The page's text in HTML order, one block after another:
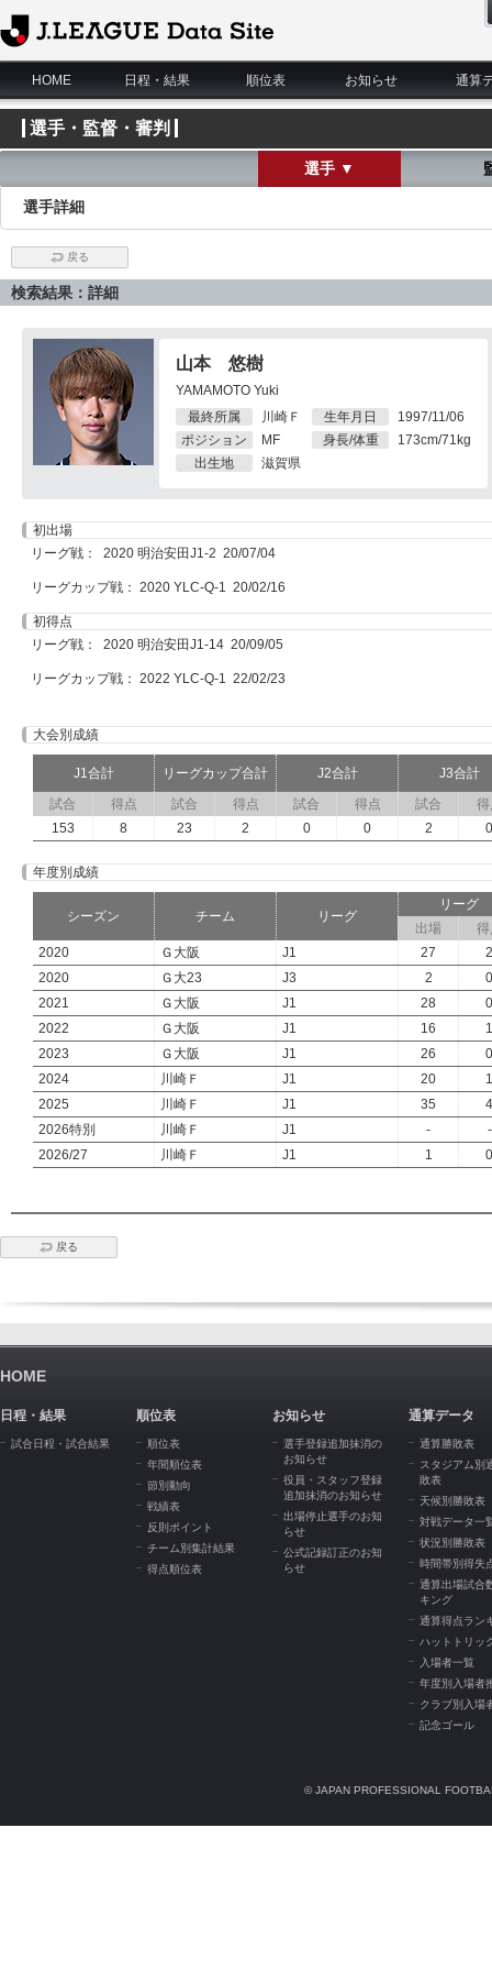
J.League Data Site
HOME
日程・結果 順位表 お知らせ 通算
選手・監督・審判
選手 ▼
選手詳細
戻る
検索結果：詳細
山本 悠樹
YAMAMOTO Yuki
最終所属
川崎Ｆ
ポジション
MF
出生地
滋賀県
生年月日
1997/11/06
身長/体重
173cm/71kg
初出場
リーグ戦： 2020 明治安田J1-2 20/07/04
リーグカップ戦： 2020 YLC-Q-1 20/02/16
初得点
リーグ戦： 2020 明治安田J1-14 20/09/05
リーグカップ戦： 2022 YLC-Q-1 22/02/23
大会別成績
J1合計 リーグカップ合計 J2合計
J3合計
試合
得点 試合 得点 試合 得点 試合
得
153
8 23 2 0 0 2 0
年度別成績
シーズン チーム リーグ
リーグ
出場
得
2020
Ｇ大阪 J1 27
2
2020
Ｇ大23 J3 2
0
2021
Ｇ大阪 J1 28
0
2022
Ｇ大阪 J1 16
1
2023
Ｇ大阪 J1 26
0
2024
川崎Ｆ J1 20
1
2025
川崎Ｆ J1 35
4
2026特別
川崎Ｆ J1 -
-
2026/27
川崎Ｆ J1 1 0
戻る
HOME
日程・結果
試合日程・試合結果
順位表
順位表
年間順位表
節別動向
戦績表
反則ポイント
チーム別集計結果
得点順位表
お知らせ
選手登録追加抹消の
お知らせ
役員・スタッフ登録
追加抹消のお知らせ
出場停止選手のお知
らせ
公式記録訂正のお知
らせ
通算データ
通算勝敗表
スタジアム別
敗表
天候別勝敗表
対戦データ一
状況別勝敗表
時間帯別得失
通算出場試合
キング
通算得点ラン
ハットトリッ
入場者一覧
年度別入場者
クラブ別入場
記念ゴール
© JAPAN PROFESSIONAL